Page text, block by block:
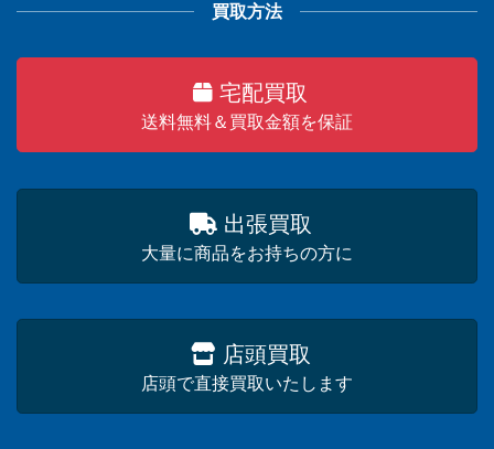
買取方法
宅配買取
送料無料＆買取金額を保証
出張買取
大量に商品をお持ちの方に
店頭買取
店頭で直接買取いたします